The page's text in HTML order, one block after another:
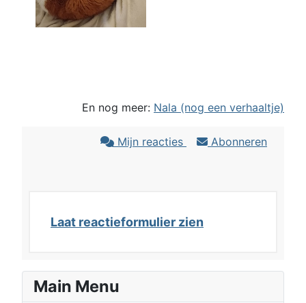
Main Menu
En nog meer: Nala (nog een verhaaltje)
Mijn reacties Abonneren
Laat reactieformulier zien